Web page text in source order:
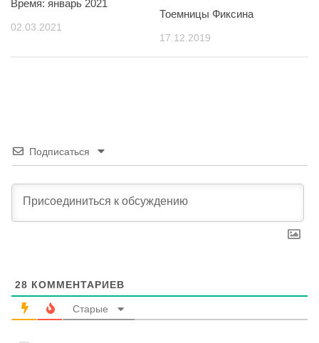
Время: январь 2021
02.03.2021
Тоемницы Фиксина
17.12.2019
Подписаться
28 КОММЕНТАРИЕВ
Старые